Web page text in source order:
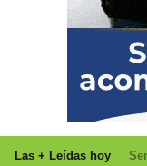
Las + Leídas hoy